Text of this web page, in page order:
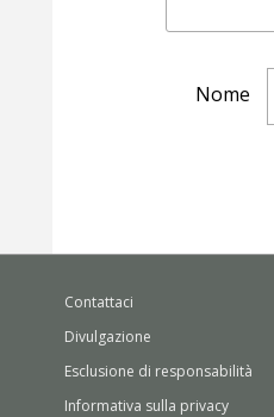
Nome
Contattaci
Divulgazione
Esclusione di responsabilità
Informativa sulla privacy